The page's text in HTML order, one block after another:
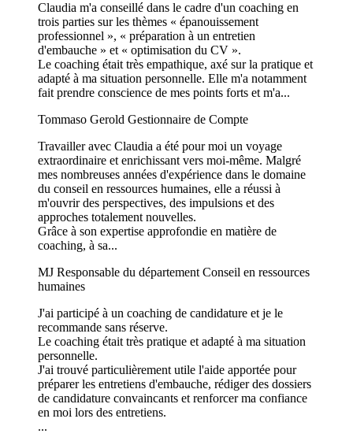
Claudia m'a conseillé dans le cadre d'un coaching en
trois parties sur les thèmes « épanouissement
professionnel », « préparation à un entretien
d'embauche » et « optimisation du CV ».
Le coaching était très empathique, axé sur la pratique et
adapté à ma situation personnelle. Elle m'a notamment
fait prendre conscience de mes points forts et m'a...
Tommaso Gerold Gestionnaire de Compte
Travailler avec Claudia a été pour moi un voyage
extraordinaire et enrichissant vers moi-même. Malgré
mes nombreuses années d'expérience dans le domaine
du conseil en ressources humaines, elle a réussi à
m'ouvrir des perspectives, des impulsions et des
approches totalement nouvelles.
Grâce à son expertise approfondie en matière de
coaching, à sa...
MJ Responsable du département Conseil en ressources
humaines
J'ai participé à un coaching de candidature et je le
recommande sans réserve.
Le coaching était très pratique et adapté à ma situation
personnelle.
J'ai trouvé particulièrement utile l'aide apportée pour
préparer les entretiens d'embauche, rédiger des dossiers
de candidature convaincants et renforcer ma confiance
en moi lors des entretiens.
...